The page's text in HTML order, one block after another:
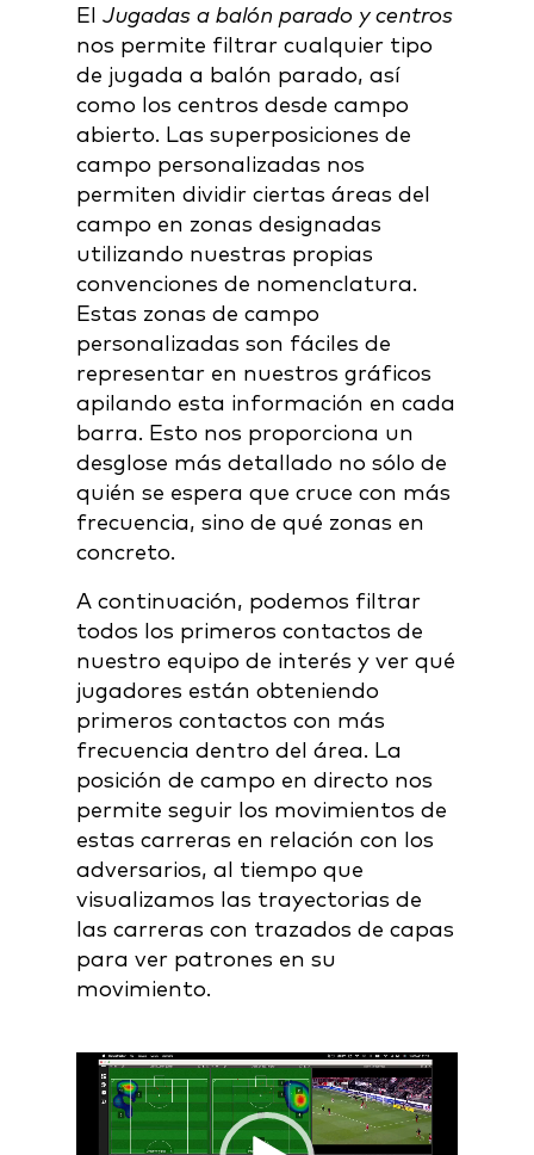
El Jugadas a balón parado y centros
nos permite filtrar cualquier tipo
de jugada a balón parado, así
como los centros desde campo
abierto. Las superposiciones de
campo personalizadas nos
permiten dividir ciertas áreas del
campo en zonas designadas
utilizando nuestras propias
convenciones de nomenclatura.
Estas zonas de campo
personalizadas son fáciles de
representar en nuestros gráficos
apilando esta información en cada
barra. Esto nos proporciona un
desglose más detallado no sólo de
quién se espera que cruce con más
frecuencia, sino de qué zonas en
concreto.
A continuación, podemos filtrar
todos los primeros contactos de
nuestro equipo de interés y ver qué
jugadores están obteniendo
primeros contactos con más
frecuencia dentro del área. La
posición de campo en directo nos
permite seguir los movimientos de
estas carreras en relación con los
adversarios, al tiempo que
visualizamos las trayectorias de
las carreras con trazados de capas
para ver patrones en su
movimiento.
Video
Player